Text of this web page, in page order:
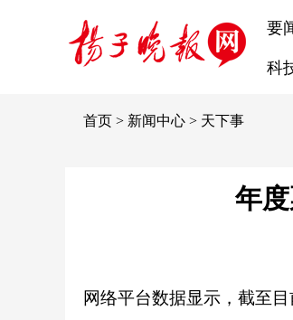
要
科
首页 > 新闻中心 > 天下事
年
网络平台数据显示， 截至目